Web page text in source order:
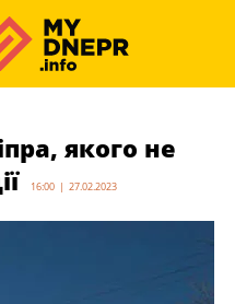
якого не
16:00 | 27.02.2023